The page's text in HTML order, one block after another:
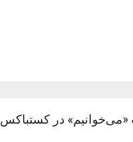
در کستباکس